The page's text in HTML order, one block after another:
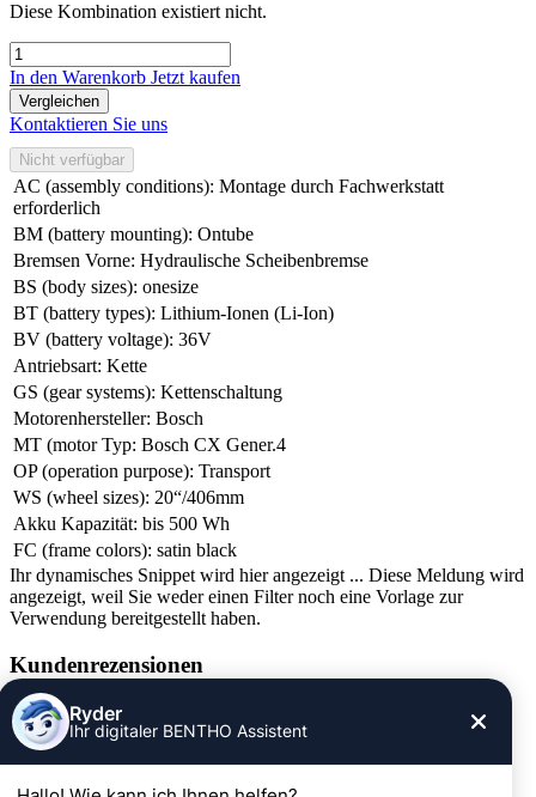
Diese Kombination existiert nicht.
In den Warenkorb Jetzt kaufen
Vergleichen
Kontaktieren Sie uns
Nicht verfügbar
AC (assembly conditions): Montage durch Fachwerkstatt
erforderlich
BM (battery mounting): Ontube
Bremsen Vorne: Hydraulische Scheibenbremse
BS (body sizes): onesize
BT (battery types): Lithium-Ionen (Li-Ion)
BV (battery voltage): 36V
Antriebsart: Kette
GS (gear systems): Kettenschaltung
Motorenhersteller: Bosch
MT (motor Typ: Bosch CX Gener.4
OP (operation purpose): Transport
WS (wheel sizes): 20“/406mm
Akku Kapazität: bis 500 Wh
FC (frame colors): satin black
Ihr dynamisches Snippet wird hier angezeigt ... Diese Meldung wird
angezeigt, weil Sie weder einen Filter noch eine Vorlage zur
Verwendung bereitgestellt haben.
Kundenrezensionen
Informationen
Impressum
AGB